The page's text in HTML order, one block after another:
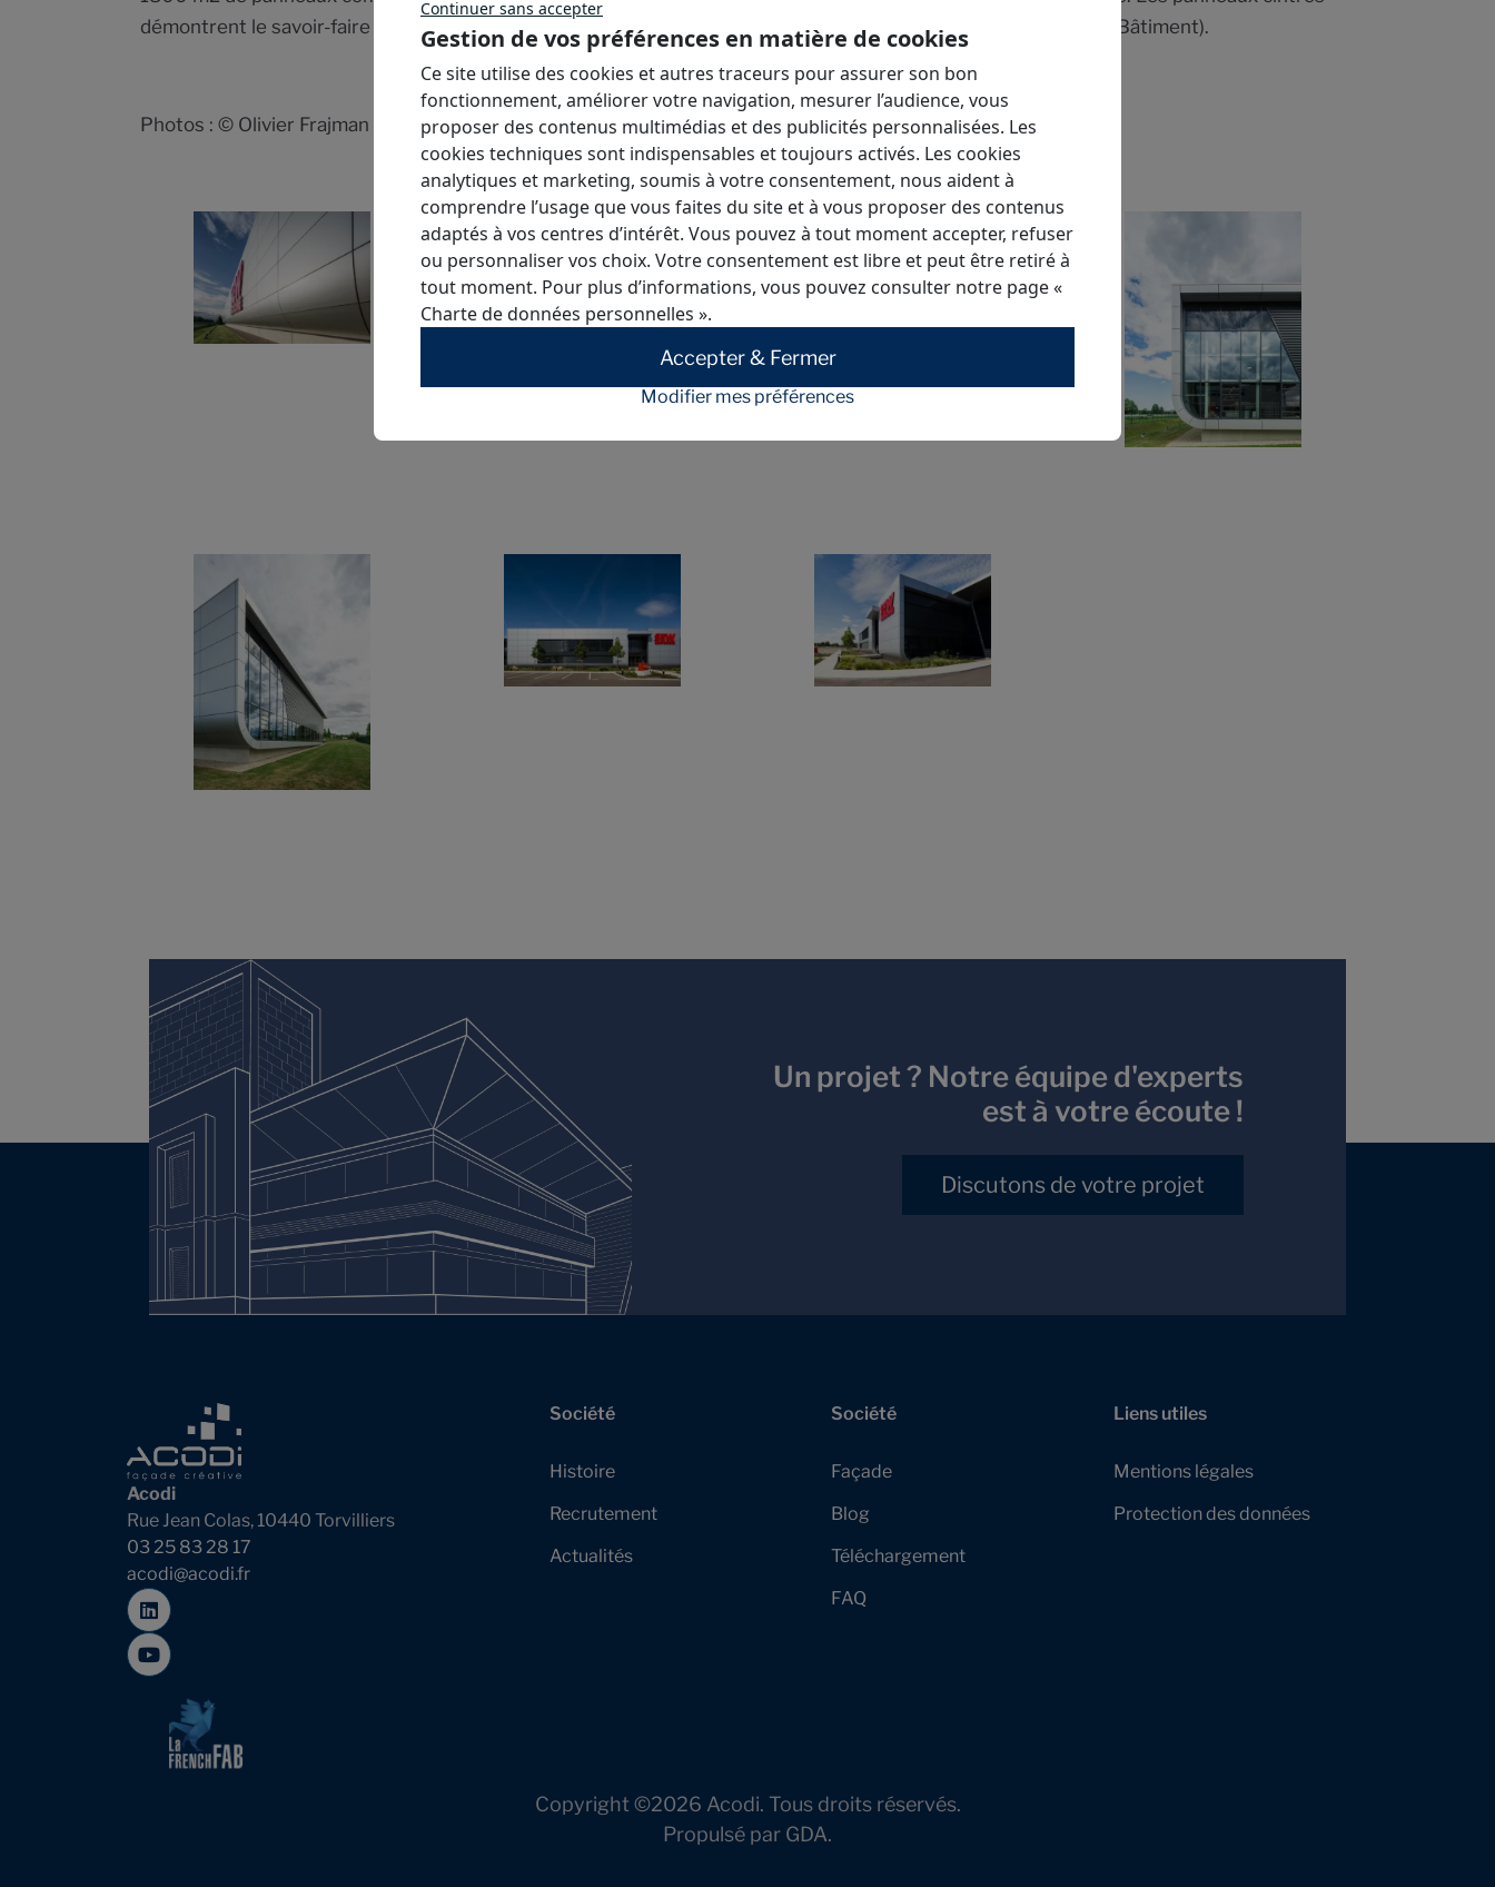
démontrent le savoir-faire d’ACODI en matière de transformation de bardage (certification QB – Qualité pour le Bâtiment).
Photos : © Olivier Frajman Photographe
Un projet ? Notre équipe d'experts
est à votre écoute !
Discutons de votre projet
Acodi
Rue Jean Colas, 10440 Torvilliers
03 25 83 28 17
acodi@acodi.fr
Société
Histoire
Recrutement
Actualités
Société
Façade
Blog
Téléchargement
FAQ
Liens utiles
Mentions légales
Protection des données
Copyright ©2026 Acodi. Tous droits réservés.
Propulsé par GDA.
Continuer sans accepter
Gestion de vos préférences en matière de cookies
Ce site utilise des cookies et autres traceurs pour assurer son bon
fonctionnement, améliorer votre navigation, mesurer l’audience, vous
proposer des contenus multimédias et des publicités personnalisées. Les
cookies techniques sont indispensables et toujours activés. Les cookies
analytiques et marketing, soumis à votre consentement, nous aident à
comprendre l’usage que vous faites du site et à vous proposer des contenus
adaptés à vos centres d’intérêt. Vous pouvez à tout moment accepter, refuser
ou personnaliser vos choix. Votre consentement est libre et peut être retiré à
tout moment. Pour plus d’informations, vous pouvez consulter notre page«
Charte de données personnelles ».
Accepter & Fermer
Modifier mes préférences